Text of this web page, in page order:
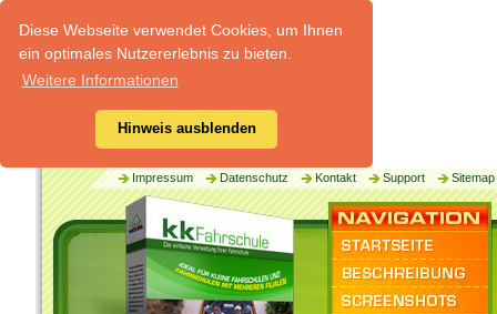
Diese Webseite verwendet Cookies, um Ihnen
ein optimales Nutzererlebnis zu bieten.
Weitere Informationen
Hinweis ausblenden
Impressum Datenschutz Kontakt Support Sitemap